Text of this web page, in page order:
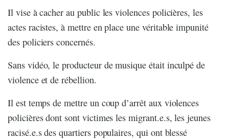
Il vise à cacher au public les violences policières, les
actes racistes, à mettre en place une véritable impunité
des policiers concernés.
Sans vidéo, le producteur de musique était inculpé de
violence et de rébellion.
Il est temps de mettre un coup d’arrêt aux violences
policières dont sont victimes les migrant.e.s, les jeunes
racisé.e.s des quartiers populaires, qui ont blessé